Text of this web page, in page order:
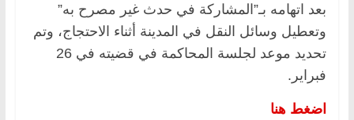
بعد اتهامه بـ”المشاركة في حدث غير مصرح به”
وتعطيل وسائل النقل في المدينة أثناء الاحتجاج، وتم
تحديد موعد لجلسة المحاكمة في قضيته في 26
فبراير.
اضغط هنا